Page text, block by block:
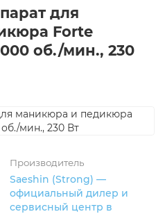
для
Forte
об./мин., 230
Производитель
Saeshin (Strong) —
официальный дилер и
сервисный центр в